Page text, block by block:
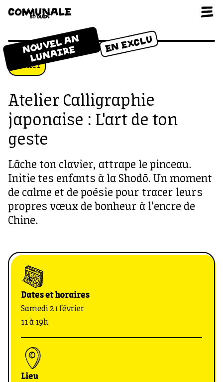
Aller au contenu
N
O
U
V
E
L
A
N
L
U
N
A
I
R
E EN EXCLU
atelier
Atelier Calligraphie
japonaise : L'art de ton
geste
Lâche ton clavier, attrape le pinceau.
Initie tes enfants à la Shodō. Un moment
de calme et de poésie pour tracer leurs
propres vœux de bonheur à l'encre de
Chine.
Dates et horaires
Samedi 21 février
11 à 19h
Lieu